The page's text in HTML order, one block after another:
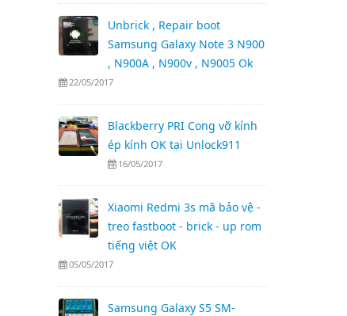
Unbrick , Repair boot
Samsung Galaxy Note 3 N900
, N900A , N900v , N9005 Ok
22/05/2017
Blackberry PRI Cong vỡ kính
ép kính OK tại Unlock911
16/05/2017
Xiaomi Redmi 3s mã bảo vệ -
treo fastboot - brick - up rom
tiếng việt OK
05/05/2017
Samsung Galaxy S5 SM-